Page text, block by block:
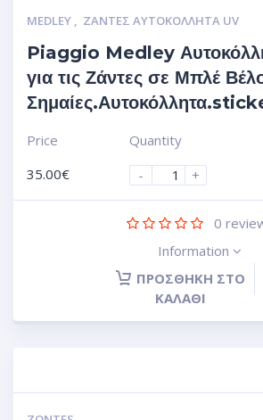
MEDLEY ΖΆΝΤΕΣ ΑΥΤΟΚΌΛΛΗΤΑ UV
Piaggio Medley
για τις Ζάντες σε Μπλέ
Price
35.00€
Quantity
-
+
0
Information
ΠΡΟΣΘΉΚΗ ΣΤΟ
ΚΑΛΆΘΙ